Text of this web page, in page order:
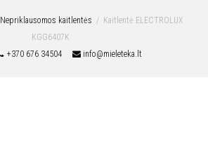
Nepriklausomos kaitlentės
Kaitlentė ELECTROLUX
KGG6407K
+370 676 34504 info@mieleteka.lt